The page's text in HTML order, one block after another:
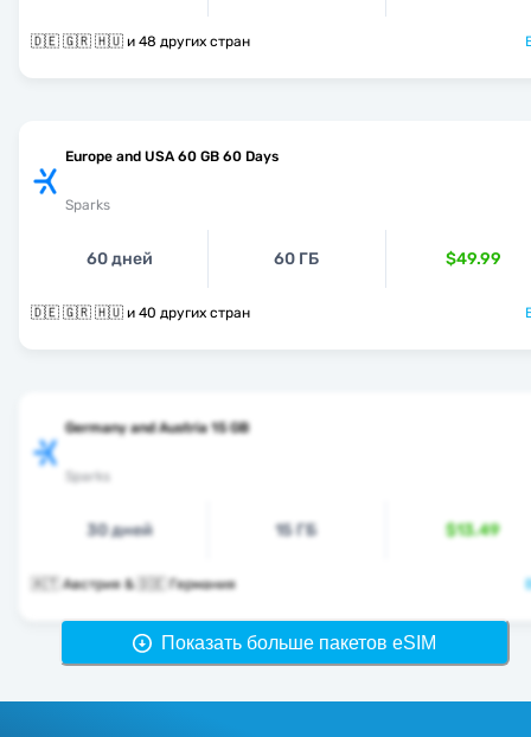
🇩🇪 🇬🇷 🇭🇺 и 48 других стран
Europe and USA 60 GB 60 Days
Sparks
60 дней 60 ГБ $49.99
🇩🇪 🇬🇷 🇭🇺 и 40 других стран
Germany and Austria 15 GB
Sparks
30 дней 15 ГБ $13.49
🇦🇹 Австрия & 🇩🇪 Германия
Показать больше пакетов eSIM